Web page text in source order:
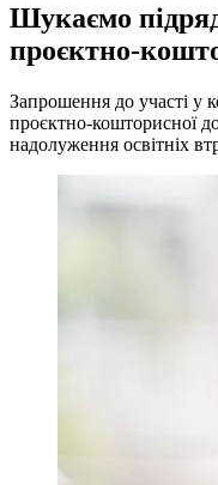
Шукаємо
проєктно-
Запрошення до участі у
проєктно-кошторисної
надолуження освітніх